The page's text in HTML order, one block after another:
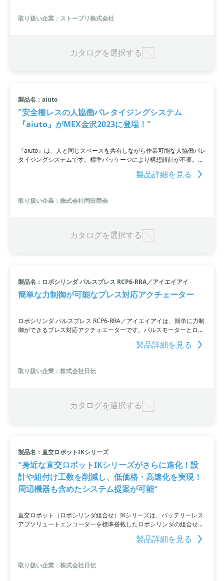
取り扱い企業：ストーブリ株式会社
カタログを選択する
製品名：aiuto
"安全柵レスの人協働パレタイジングシステム
『aiuto』がMEX金沢2023に登場！"
『aiuto』は、人と同じスペースを共有しながら作業可能な人協働パレ
タイジングシステムです。標準パッケージにより構想設計が不要。安
全柵レスにより省スペース化を実現しました。ロボットの操作や調整
は不要で、タッチパネルで簡単に品種登録や段積みパターンの変更が
製品詳細を見る
取り扱い企業：株式会社岡田商会
カタログを選択する
製品名：ロボシリンダ パルスプレス RCP6-RRA／アイエイアイ
簡単な力制御が可能なプレス対応アクチェーター
ロボシリンダ パルスプレス RCP6-RRA／アイエイアイは、簡単に力制
御ができるプレス対応アクチュエーターです。パルスモーターとロー
ドセルを組み合わせており、ロードセルからのフィードバックを元に
繰り返し荷重精度±1.0％F.S.を実現しています。押付けと引張りに対
プレスと比較して1/2以下の価格で入手可能。ラインナップも豊富
で、60Nから2,000Nまでの用途に合わせたタイプがあります。
製品詳細を見る
取り扱い企業：株式会社日伝
カタログを選択する
製品名：直交ロボットIKシリーズ
"身近な直交ロボットIKシリーズがさらに進化！設
計や組付け工数を削減し、低価格・高速化を実現！
周辺機器も含めたシステム提案が可能"
直交ロボット（ロボシリンダ組合せ）IKシリーズは、バッテリーレス
アブソリュートエンコーダーを標準搭載したロボシリンダの組合せで
す。これにより、設計や組み付け工数を削減し、効率的な生産を実現
します。また、ロボシリンダRCP6シリーズを採用することで、従来
機器も含めたシステム提案が可能であり、お客様のニーズに合わせた
幅広いサポートを提供します。
製品詳細を見る
取り扱い企業：株式会社日伝